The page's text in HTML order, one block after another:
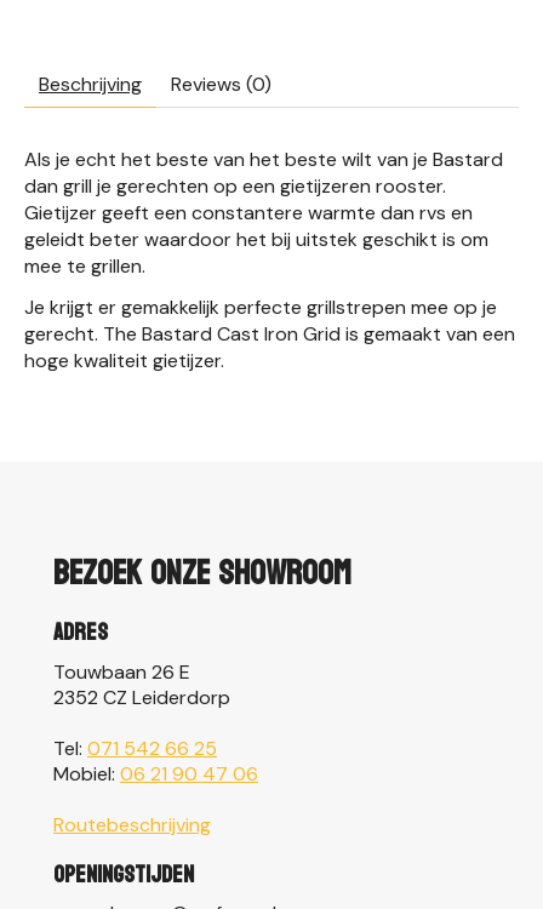
Beschrijving Reviews (0)
Als je echt het beste van het beste wilt van je Bastard
dan grill je gerechten op een gietijzeren rooster.
Gietijzer geeft een constantere warmte dan rvs en
geleidt beter waardoor het bij uitstek geschikt is om
mee te grillen.
Je krijgt er gemakkelijk perfecte grillstrepen mee op je
gerecht. The Bastard Cast Iron Grid is gemaakt van een
hoge kwaliteit gietijzer.
Bezoek onze showroom
Adres
Touwbaan 26 E
2352 CZ Leiderdorp
Tel: 071 542 66 25
Mobiel: 06 21 90 47 06
Routebeschrijving
Openingstijden